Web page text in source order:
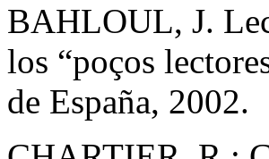
BAHLOUL, J.
los “poços
de España, 2002.